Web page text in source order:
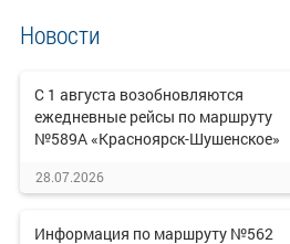
Новости
С 1 августа возобновляются
ежедневные рейсы по маршруту
№589А «Красноярск-Шушенское»
28.07.2026
Информация по маршруту №562